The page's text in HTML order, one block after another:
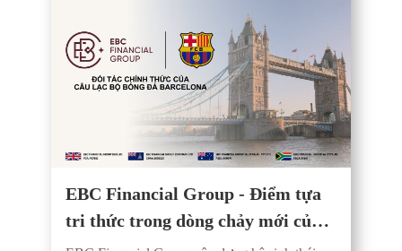
EBC Financial Group - Điểm tựa
tri thức trong dòng chảy mới của